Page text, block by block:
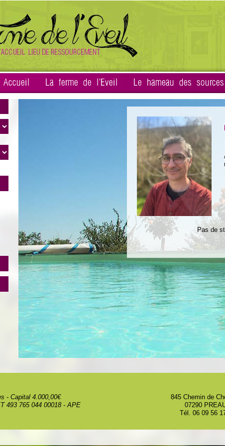
Accueil La ferme de l'Eveil Le hameau des sources
Pas de
- Capital 4.000,00€
493 765 044 00018 - APE
845 Chemin de
07290
Tél. 06 09 56